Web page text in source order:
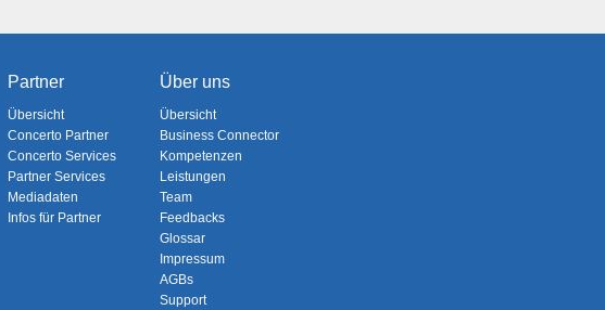
Partner
Übersicht
Concerto Partner
Concerto Services
Partner Services
Mediadaten
Infos für Partner
Über uns
Übersicht
Business Connector
Kompetenzen
Leistungen
Team
Feedbacks
Glossar
Impressum
AGBs
Support